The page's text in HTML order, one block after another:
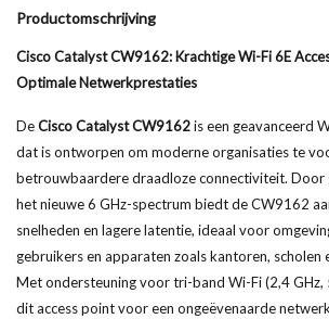
Productomschrijving
Cisco Catalyst CW9162: Krachtige Wi-Fi 6E
Optimale Netwerkprestaties
DeCisco Catalyst CW9162is een geavanceerd
dat is ontworpen om moderne organisaties te
betrouwbaardere draadloze connectiviteit. Door
het nieuwe 6 GHz-spectrum biedt de CW9162
snelheden en lagere latentie, ideaal voor
gebruikers en apparaten zoals kantoren, scholen
Met ondersteuning voor tri-band Wi-Fi (2,4 GHz,
dit access point voor een ongeëvenaarde